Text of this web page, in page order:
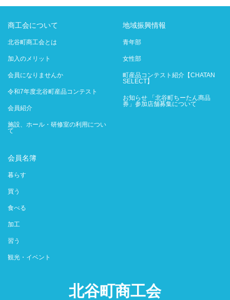
商工会について
北谷町商工会とは
加入のメリット
会員になりませんか
令和7年度北谷町産品コンテスト
会員紹介
施設、ホール・研修室の利用につい
て
地域振興情報
青年部
女性部
町産品コンテスト紹介【CHATAN
SELECT】
お知らせ 「北谷町ちーたん商品
券」参加店舗募集について
会員名簿
暮らす
買う
食べる
加工
習う
観光・イベント
北谷町商工会